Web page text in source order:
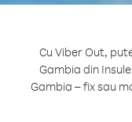
Cu Viber Out,
Gambia din
Gambia – fix sau